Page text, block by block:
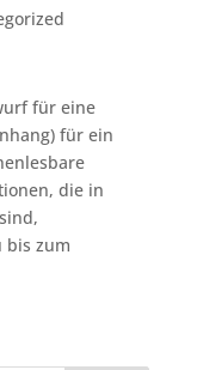
für eine
für ein
die in
bis zum